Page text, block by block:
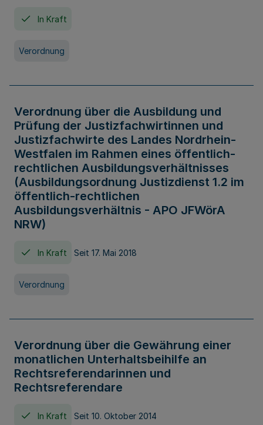
In Kraft
Verordnung
Verordnung über die Ausbildung und
Prüfung der Justizfachwirtinnen und
Justizfachwirte des Landes Nordrhein-
Westfalen im Rahmen eines öffentlich-
rechtlichen Ausbildungsverhältnisses
(Ausbildungsordnung Justizdienst 1.2 im
öffentlich-rechtlichen
Ausbildungsverhältnis - APO JFWörA
NRW)
In Kraft Seit 17. Mai 2018
Verordnung
Verordnung über die Gewährung einer
monatlichen Unterhaltsbeihilfe an
Rechtsreferendarinnen und
Rechtsreferendare
In Kraft Seit 10. Oktober 2014